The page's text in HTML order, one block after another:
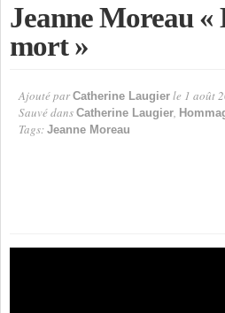
Jeanne Moreau «
mort »
Ajouté par Catherine Laugier le 1 août
Sauvé dans Catherine Laugier,
Tags: Jeanne Moreau